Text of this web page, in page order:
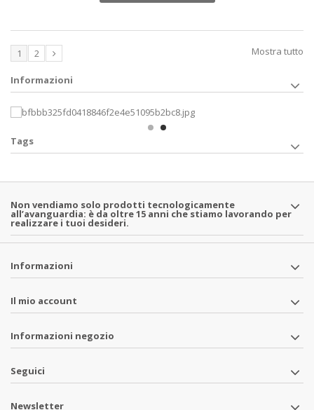
Mostra tutto
1 2
Informazioni
Tags
Non vendiamo solo prodotti tecnologicamente
all’avanguardia: è da oltre 15 anni che stiamo lavorando per
realizzare i tuoi desideri.
Informazioni
Il mio account
Informazioni negozio
Seguici
Newsletter